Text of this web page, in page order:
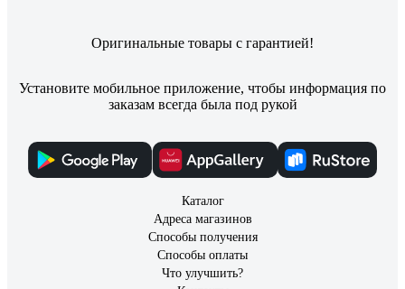
Оригинальные товары с гарантией!
Установите мобильное приложение, чтобы информация по
заказам всегда была под рукой
Каталог
Адреса магазинов
Способы получения
Способы оплаты
Что улучшить?